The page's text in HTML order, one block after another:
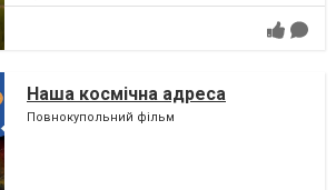
Наша космічна адреса
Повнокупольний фільм